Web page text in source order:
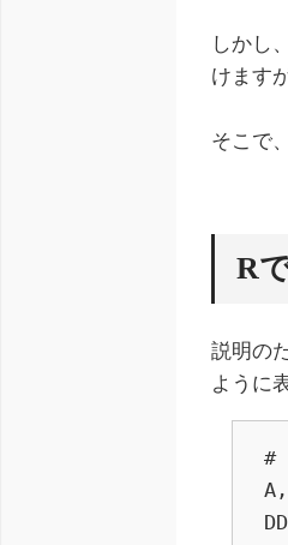
しかし
けます
そこで
R
説明の
ように
#